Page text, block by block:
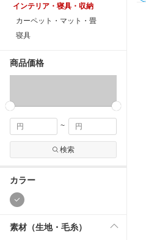
インテリア・寝具・収納
カーペット・マット・畳
寝具
商品価格
~
検索
カラー
素材（生地・毛糸）